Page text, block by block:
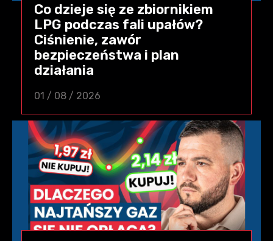
Co dzieje się ze zbiornikiem
LPG podczas fali upałów?
Ciśnienie, zawór
bezpieczeństwa i plan
działania
01 / 08 / 2026